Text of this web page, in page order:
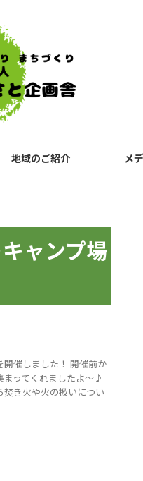
地域のご紹介 メ
ャンプ場
催しました！ 開催前か
まってくれましたよ～♪
き火や火の扱いについ